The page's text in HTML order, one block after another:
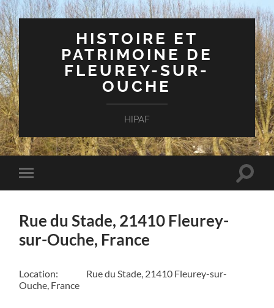
HISTOIRE ET
PATRIMOINE DE
FLEUREY-SUR-
OUCHE
HIPAF
Toggle
mobile
Toggle
Rue du Stade, 21410 Fleurey-
sur-Ouche, France
Location:
Rue du Stade, 21410 Fleurey-sur-
Ouche, France